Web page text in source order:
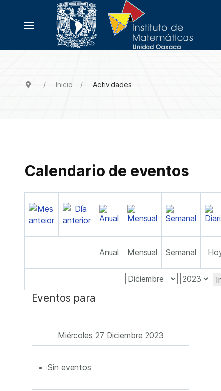
Inicio Actividades
Calendario de eventos
Anual Mensual Semanal
Eventos para
Miércoles 27 Diciembre 2023
Sin eventos